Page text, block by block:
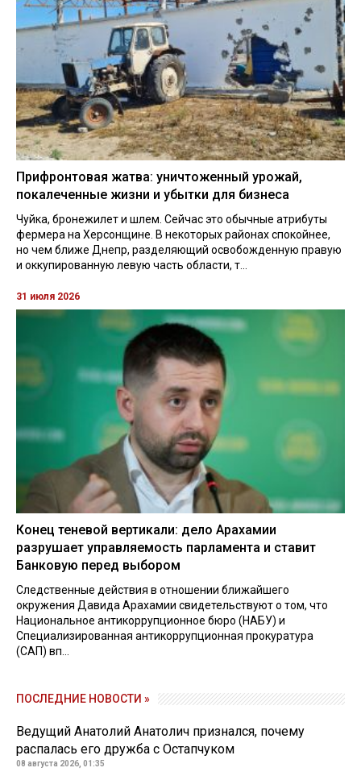
Прифронтовая жатва: уничтоженный урожай,
покалеченные жизни и убытки для бизнеса
Чуйка, бронежилет и шлем. Сейчас это обычные атрибуты
фермера на Херсонщине. В некоторых районах спокойнее,
но чем ближе Днепр, разделяющий освобожденную правую
и оккупированную левую часть области, т...
31 июля 2026
Конец теневой вертикали: дело Арахамии
разрушает управляемость парламента и ставит
Банковую перед выбором
Следственные действия в отношении ближайшего
окружения Давида Арахамии свидетельствуют о том, что
Национальное антикоррупционное бюро (НАБУ) и
Специализированная антикоррупционная прокуратура
(САП) вп...
ПОСЛЕДНИЕ НОВОСТИ »
Ведущий Анатолий Анатолич признался, почему
распалась его дружба с Остапчуком
08 августа 2026, 01:35